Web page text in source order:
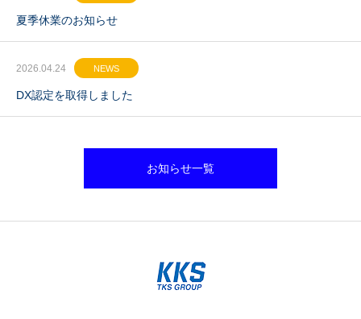
夏季休業のお知らせ
2026.04.24 NEWS
DX認定を取得しました
お知らせ一覧